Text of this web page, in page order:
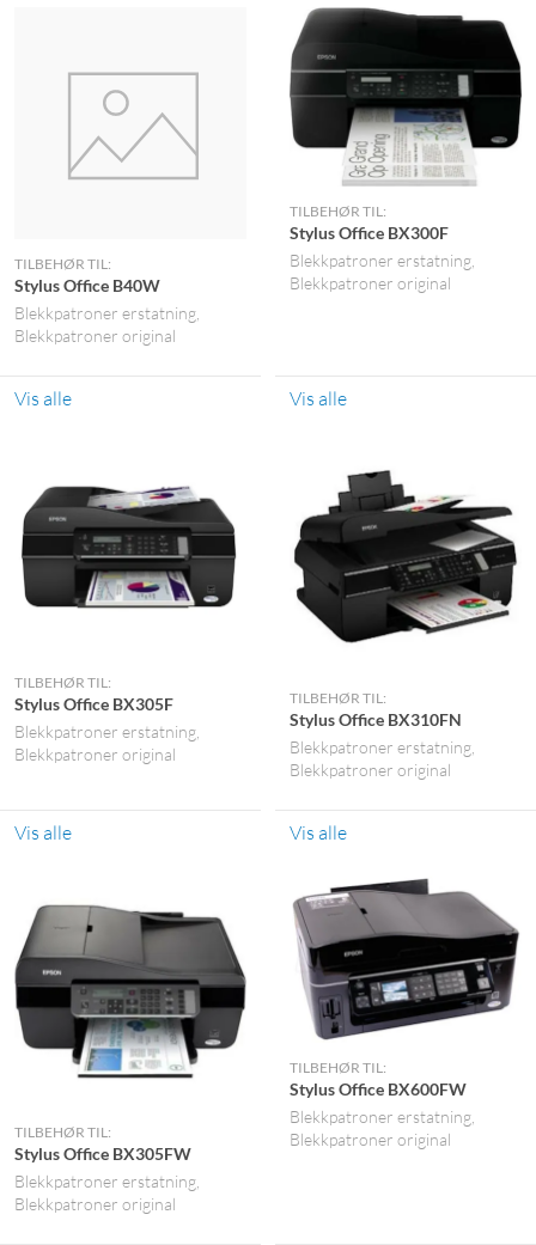
TILBEHØR TIL:
Stylus Office B40W
Blekkpatroner erstatning
Blekkpatroner original
Vis alle
TILBEHØR TIL:
Stylus Office BX300F
Blekkpatroner erstatning
Blekkpatroner original
Vis alle
TILBEHØR TIL:
Stylus Office BX305F
Blekkpatroner erstatning
Blekkpatroner original
Vis alle
TILBEHØR TIL:
Stylus Office BX310FN
Blekkpatroner erstatning
Blekkpatroner original
Vis alle
TILBEHØR TIL:
Stylus Office BX305FW
Blekkpatroner erstatning
Blekkpatroner original
TILBEHØR TIL:
Stylus Office BX600FW
Blekkpatroner erstatning
Blekkpatroner original